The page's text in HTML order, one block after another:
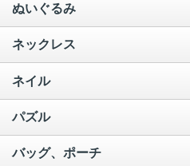
ぬいぐるみ
ネックレス
ネイル
パズル
バッグ、ポーチ